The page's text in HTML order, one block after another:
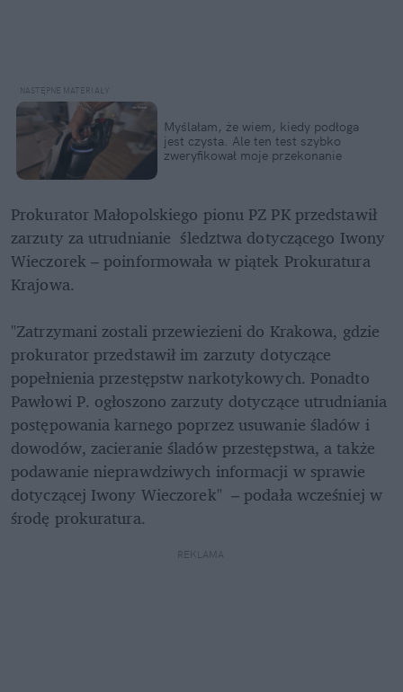
Myślałam, że wiem, kiedy podłoga
jest czysta. Ale ten test szybko
zweryfikował moje przekonanie
Prokurator Małopolskiego pionu PZ PK przedstawił
zarzuty za utrudnianie  śledztwa dotyczącego Iwony
Wieczorek – poinformowała w piątek Prokuratura
Krajowa.
"Zatrzymani zostali przewiezieni do Krakowa, gdzie
prokurator przedstawił im zarzuty dotyczące
popełnienia przestępstw narkotykowych. Ponadto
Pawłowi P. ogłoszono zarzuty dotyczące utrudniania
postępowania karnego poprzez usuwanie śladów i
dowodów, zacieranie śladów przestępstwa, a także
podawanie nieprawdziwych informacji w sprawie
dotyczącej Iwony Wieczorek"  – podała wcześniej w
środę prokuratura.
REKLAMA